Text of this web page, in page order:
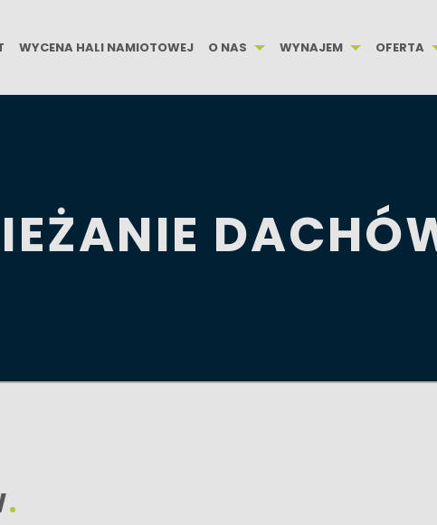
O NAS WYNAJEM OFERTA
WYCENA HALI NAMIOTOWEJ